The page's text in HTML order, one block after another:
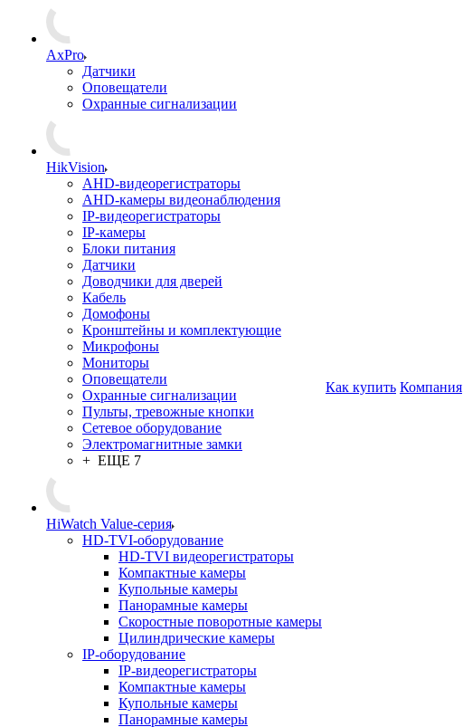
AxPro
Датчики
Оповещатели
Охранные сигнализации
HikVision
AHD-видеорегистраторы
AHD-камеры видеонаблюдения
IP-видеорегистраторы
IP-камеры
Блоки питания
Датчики
Доводчики для дверей
Кабель
Домофоны
Кронштейны и комплектующие
Микрофоны
Мониторы
Оповещатели
Охранные сигнализации
Пульты, тревожные кнопки
Сетевое оборудование
Электромагнитные замки
+ ЕЩЕ 7
HiWatch Value-серия
HD-TVI-оборудование
HD-TVI видеорегистраторы
Компактные камеры
Купольные камеры
Панорамные камеры
Скоростные поворотные камеры
Цилиндрические камеры
IP-оборудование
IP-видеорегистраторы
Компактные камеры
Купольные камеры
Панорамные камеры
Как купить Компания